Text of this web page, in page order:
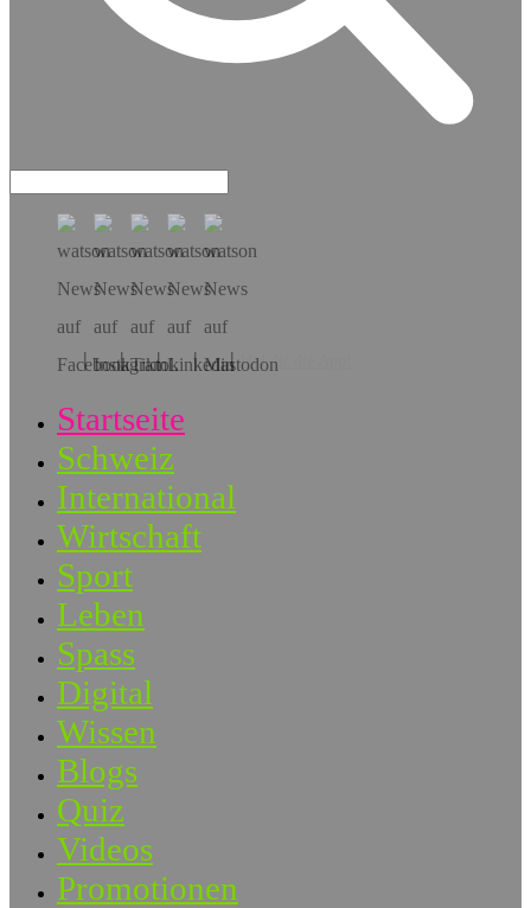
Hol dir die App!
Startseite
Schweiz
International
Wirtschaft
Sport
Leben
Spass
Digital
Wissen
Blogs
Quiz
Videos
Promotionen